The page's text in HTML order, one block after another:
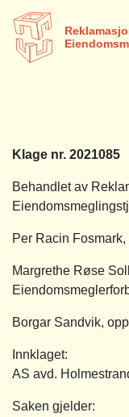
Klage nr. 2021085
Behandlet av
Per Racin Fosmark,
Margrethe Røse
Borgar Sandvik,
Innklaget:
AS avd.
Saken gjelder: